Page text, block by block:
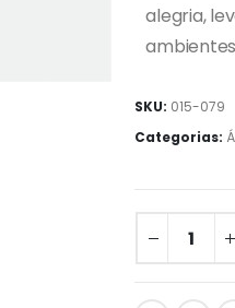
alegria,
SKU: 015-079
Categorias: